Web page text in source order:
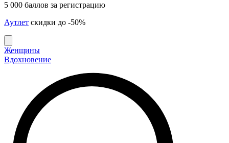
5 000 баллов за регистрацию
Аутлет скидки до -50%
Женщины
Вдохновение